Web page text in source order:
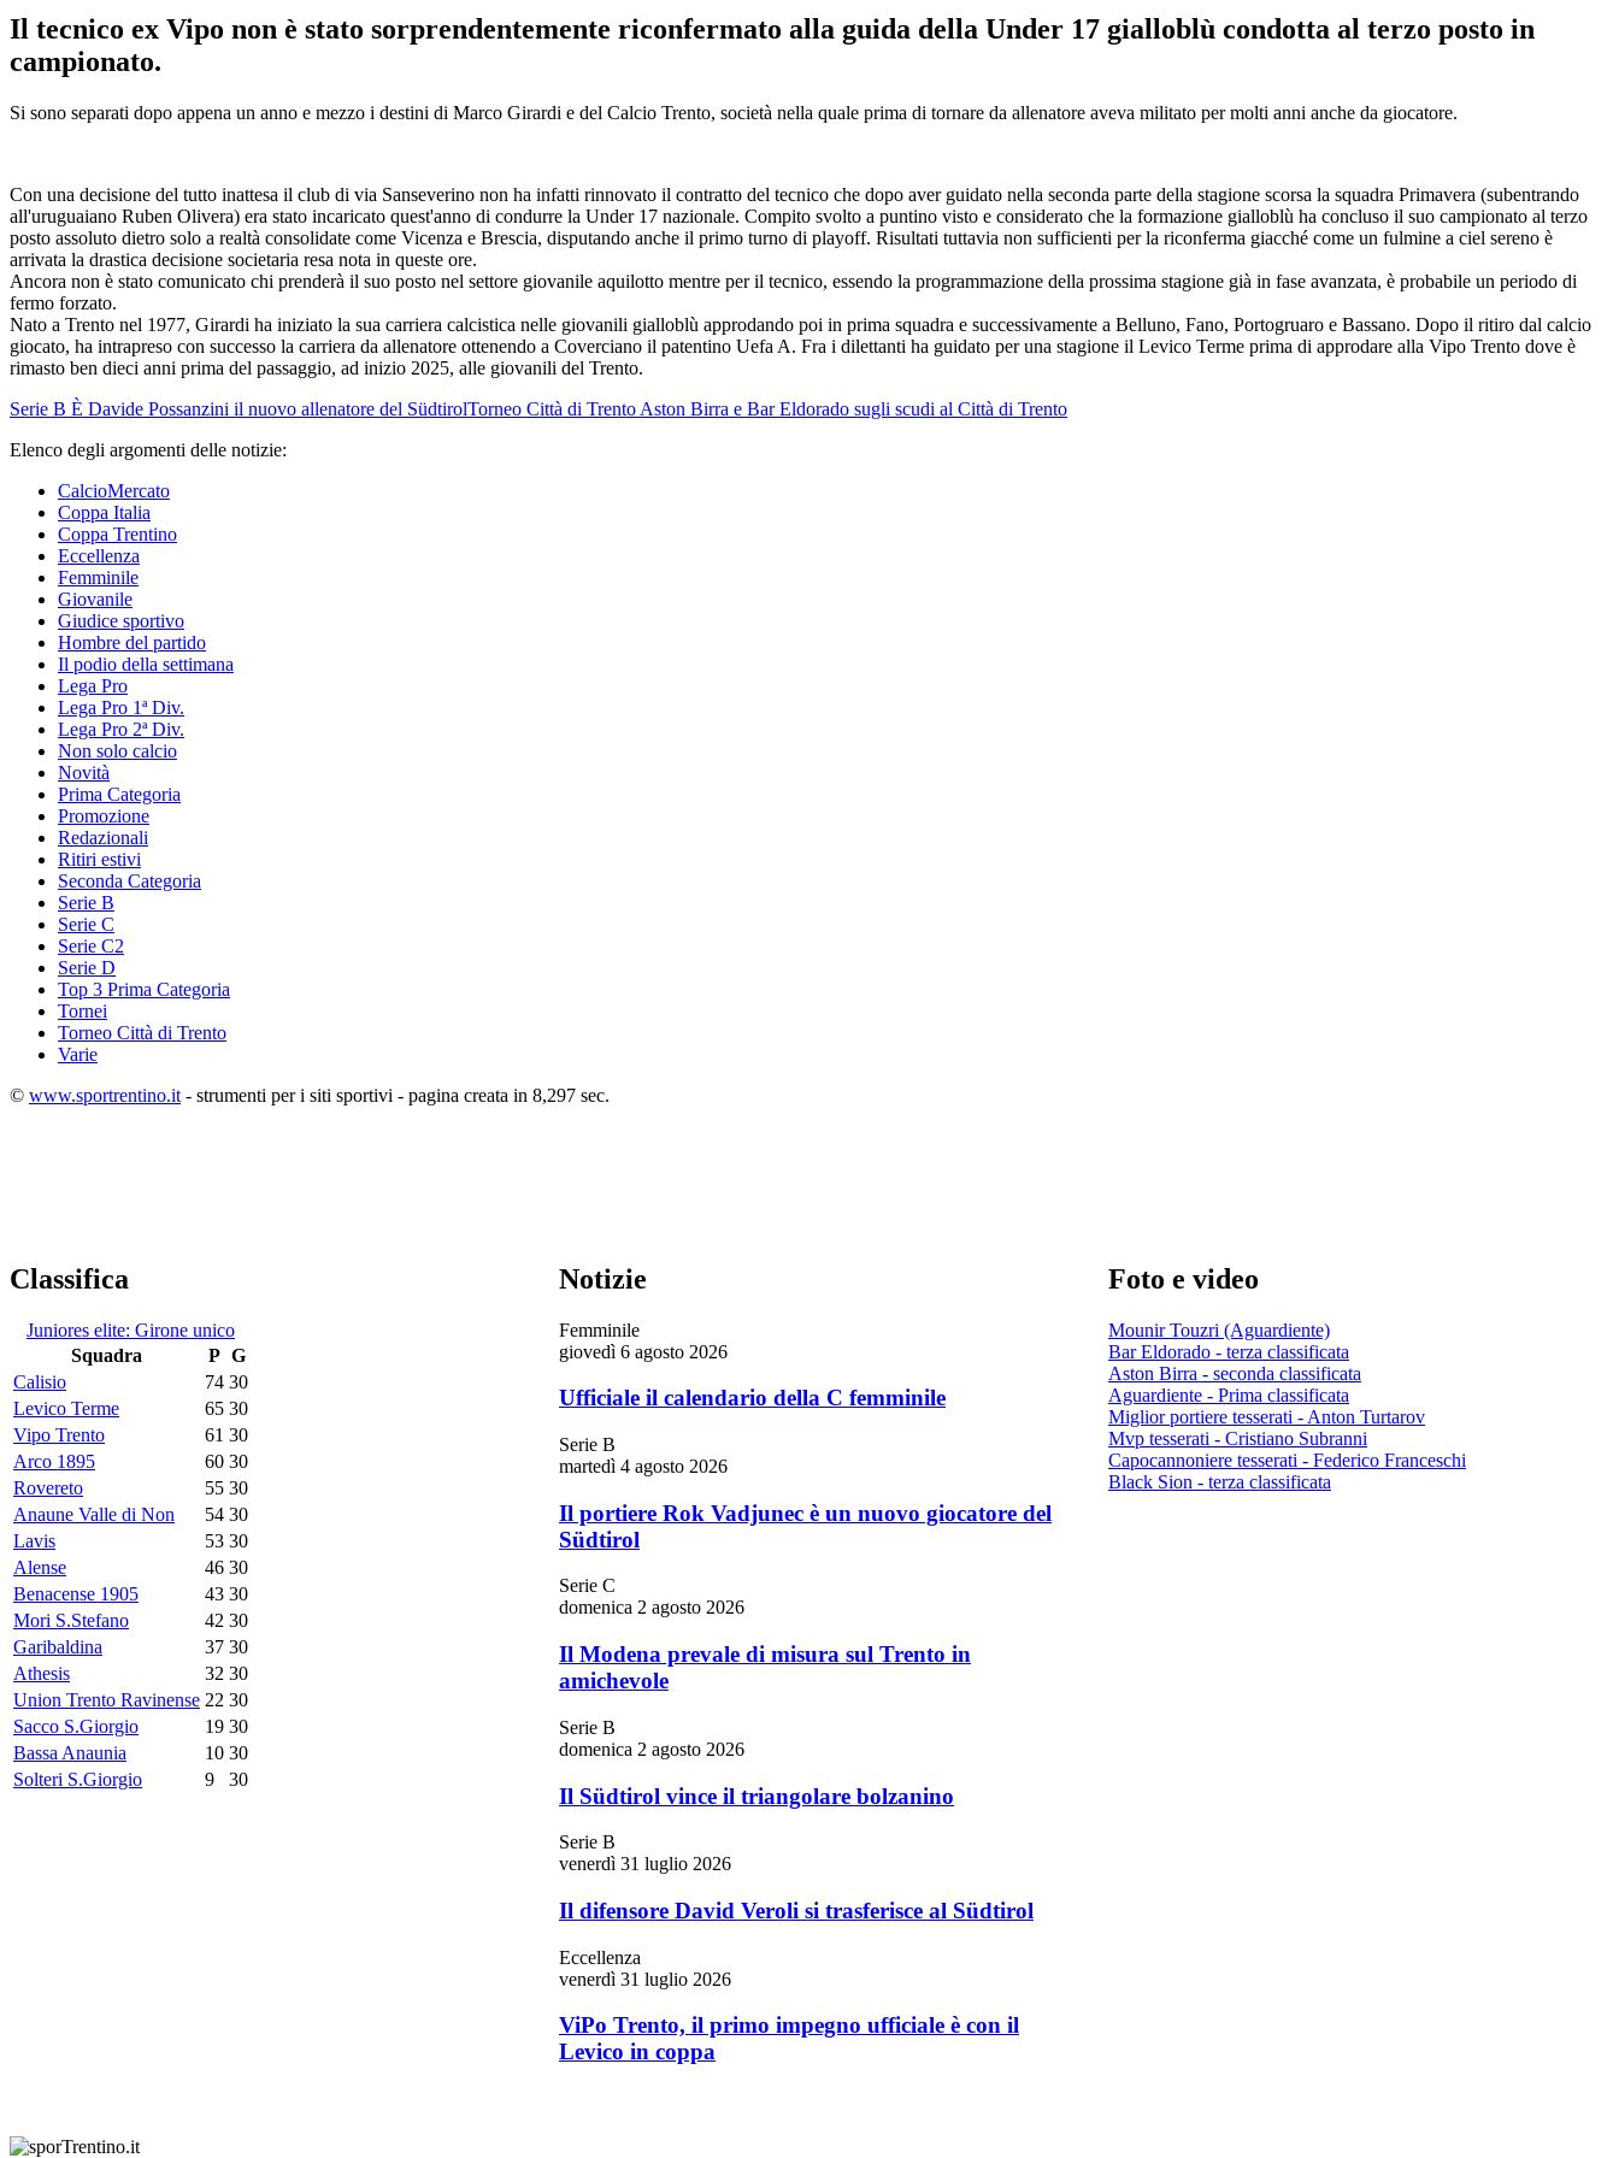
Il tecnico ex Vipo non è stato sorprendentemente riconfermato alla guida della Under 17 gialloblù condotta al terzo posto in
campionato.
Si sono separati dopo appena un anno e mezzo i destini di Marco Girardi e del Calcio Trento, società nella quale prima di tornare da allenatore aveva militato per molti anni anche da giocatore.
Con una decisione del tutto inattesa il club di via Sanseverino non ha infatti rinnovato il contratto del tecnico che dopo aver guidato nella seconda parte della stagione scorsa la squadra Primavera (subentrando
all'uruguaiano Ruben Olivera) era stato incaricato quest'anno di condurre la Under 17 nazionale. Compito svolto a puntino visto e considerato che la formazione gialloblù ha concluso il suo campionato al terzo
posto assoluto dietro solo a realtà consolidate come Vicenza e Brescia, disputando anche il primo turno di playoff. Risultati tuttavia non sufficienti per la riconferma giacché come un fulmine a ciel sereno è
arrivata la drastica decisione societaria resa nota in queste ore.
Ancora non è stato comunicato chi prenderà il suo posto nel settore giovanile aquilotto mentre per il tecnico, essendo la programmazione della prossima stagione già in fase avanzata, è probabile un periodo di
fermo forzato.
Nato a Trento nel 1977, Girardi ha iniziato la sua carriera calcistica nelle giovanili gialloblù approdando poi in prima squadra e successivamente a Belluno, Fano, Portogruaro e Bassano. Dopo il ritiro dal calcio
giocato, ha intrapreso con successo la carriera da allenatore ottenendo a Coverciano il patentino Uefa A. Fra i dilettanti ha guidato per una stagione il Levico Terme prima di approdare alla Vipo Trento dove è
rimasto ben dieci anni prima del passaggio, ad inizio 2025, alle giovanili del Trento.
Serie B È Davide Possanzini il nuovo allenatore del SüdtirolTorneo Città di Trento Aston Birra e Bar Eldorado sugli scudi al Città di Trento
Elenco degli argomenti delle notizie:
CalcioMercato
Coppa Italia
Coppa Trentino
Eccellenza
Femminile
Giovanile
Giudice sportivo
Hombre del partido
Il podio della settimana
Lega Pro
Lega Pro 1ª Div.
Lega Pro 2ª Div.
Non solo calcio
Novità
Prima Categoria
Promozione
Redazionali
Ritiri estivi
Seconda Categoria
Serie B
Serie C
Serie C2
Serie D
Top 3 Prima Categoria
Tornei
Torneo Città di Trento
Varie
© www.sportrentino.it - strumenti per i siti sportivi - pagina creata in 8,297 sec.
Classifica
Juniores elite: Girone unico
Squadra
P G
Calisio
74 30
Levico Terme
65 30
Vipo Trento
61 30
Arco 1895
60 30
Rovereto
55 30
Anaune Valle di Non
54 30
Lavis
53 30
Alense
46 30
Benacense 1905
43 30
Mori S.Stefano
42 30
Garibaldina
37 30
Athesis
32 30
Union Trento Ravinense 22 30
Sacco S.Giorgio
19 30
Bassa Anaunia
10 30
Solteri S.Giorgio
9 30
Notizie
Femminile
giovedì 6 agosto 2026
Ufficiale il calendario della C femminile
Serie B
martedì 4 agosto 2026
Il portiere Rok Vadjunec è un nuovo giocatore del
Südtirol
Serie C
domenica 2 agosto 2026
Il Modena prevale di misura sul Trento in
amichevole
Serie B
domenica 2 agosto 2026
Il Südtirol vince il triangolare bolzanino
Serie B
venerdì 31 luglio 2026
Il difensore David Veroli si trasferisce al Südtirol
Eccellenza
venerdì 31 luglio 2026
ViPo Trento, il primo impegno ufficiale è con il
Levico in coppa
Foto e video
Mounir Touzri (Aguardiente)
Bar Eldorado - terza classificata
Aston Birra - seconda classificata
Aguardiente - Prima classificata
Miglior portiere tesserati - Anton Turtarov
Mvp tesserati - Cristiano Subranni
Capocannoniere tesserati - Federico Franceschi
Black Sion - terza classificata